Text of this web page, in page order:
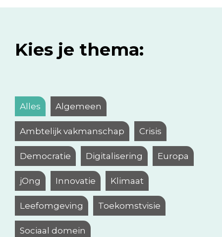
Kies je thema:
Alles Algemeen
Ambtelijk vakmanschap Crisis
Democratie Digitalisering Europa
jOng Innovatie Klimaat
Leefomgeving Toekomstvisie
Sociaal domein